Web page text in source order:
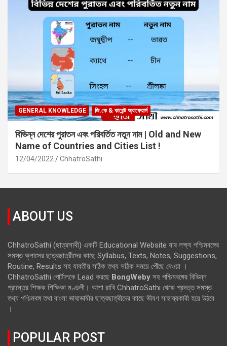
GENERAL KNOWLEDGE জি.কে & কারেন্ট অ্যাফেয়ার্স
বিভিন্ন দেশের পুরাতন এবং পরিবর্তিত নতুন নাম | Old and New
Name of Countries and Cities List !
12/04/2022 ChhatroSathi
ABOUT US
ChhatroSathi (ছাত্রসাথী) একটি Educational Website যার লক্ষ্য পশ্চিমবঙ্গের
সমস্ত ক্লাসের ছাত্রছাত্রীদের কাছে Syllabus, Texts, Notes, Suggestions,
Routine, Results সহ যাবতীয় সঠিক তথ্য সঠিক সময়ে পৌঁছে দেওয়া ।
ChhatroSathi পোর্টালকে Lead করছে BongWeby সহ পশ্চিমবঙ্গের বিভিন্ন
প্রান্তের শিক্ষক শিক্ষিকা মণ্ডলী। আশা রাখি ChhatroSathi থেকে প্রদত্ত সমস্ত
তথ্য পশ্চিমবঙ্গ তথা বাংলা ভাষাভাষীর ছাত্রছাত্রীদের কাছে ভীষণ সাহায্যকারী হয়ে উঠবে
।
POPULAR POST